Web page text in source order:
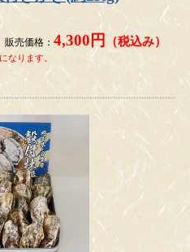
販売価格：4,300円 （税込み）
なります。